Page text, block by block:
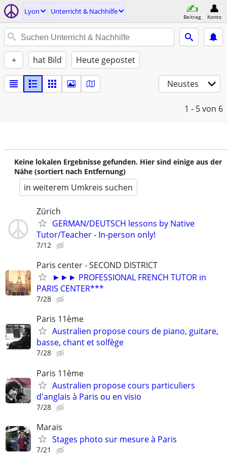
Lyon Unterricht & Nachhilfe
Beitrag Konto
+ hat Bild Heute gepostet
Neustes
1 - 5von 6
Keine lokalen Ergebnisse gefunden. Hier sind einige aus der
Nähe (sortiert nach Entfernung)
in weiterem Umkreis suchen
Zürich
GERMAN/DEUTSCH lessons by Native
Tutor/Teacher - In-person only!
7/12
Paris center - SECOND DISTRICT
►►► PROFESSIONAL FRENCH TUTOR in
PARIS CENTER***
7/28
Paris 11ème
Australien propose cours de piano, guitare,
basse, chant et solfège
7/28
Paris 11ème
Australien propose cours particuliers
d'anglais à Paris ou en visio
7/28
Marais
Stages photo sur mesure à Paris
7/21